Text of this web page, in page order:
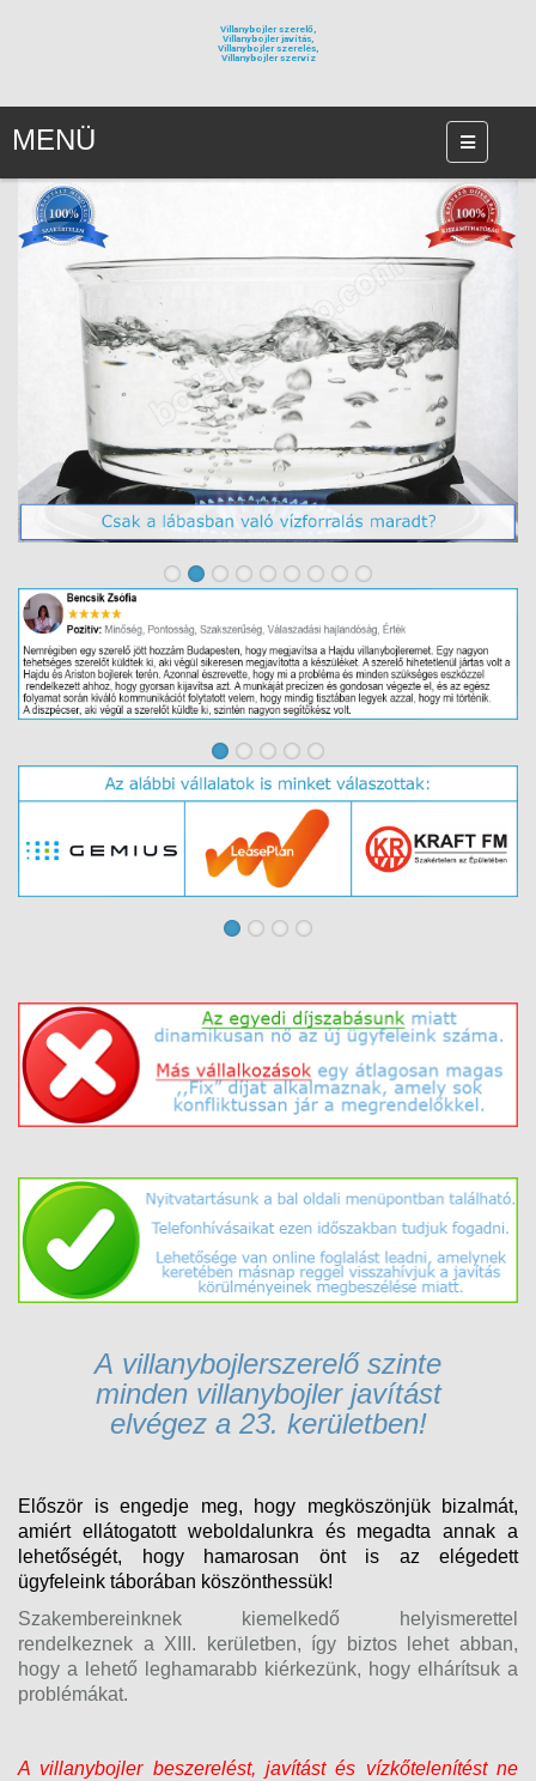
Villanybojler szerelő,
Villanybojler javítás,
Villanybojler szerelés,
Villanybojler szervíz
MENÜ
A villanybojlerszerelő szinte
minden villanybojler javítást
elvégeza 23. kerületben!
Először is engedje meg, hogy megköszönjük bizalmát,
amiért ellátogatott weboldalunkra és megadta annak a
lehetőségét, hogy hamarosan önt is az elégedett
ügyfeleink táborában köszönthessük!
Szakembereinknek kiemelkedő helyismerettel
rendelkeznek a XIII. kerületben, így biztos lehet abban,
hogy a lehető leghamarabb kiérkezünk, hogy elhárítsuk a
problémákat.
A villanybojler beszerelést, javítást és vízkőtelenítést ne